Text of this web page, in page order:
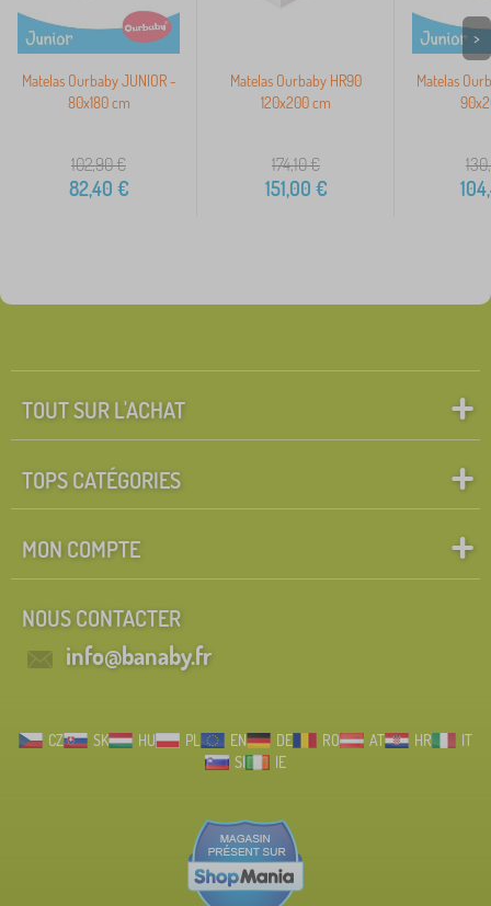
Matelas Ourbaby JUNIOR -
80x180 cm
102,90€
82,40 €
Matelas Ourbaby HR90
120x200 cm
174,10€
151,00 €
Matelas
>
TOUT SUR L'ACHAT
TOPS CATÉGORIES
MON COMPTE
NOUS CONTACTER
info@banaby.fr
CZ SK HU PL EN DE RO AT HR
IT
SI
IE